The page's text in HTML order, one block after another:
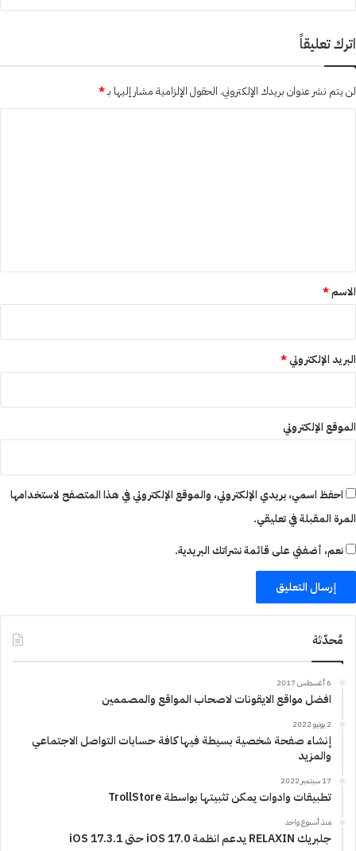
اترك تعليقاً
لن يتم نشر عنوان بريدك الإلكتروني. الحقول الإلزامية مشار إليها بـ*
*
الاسم*
البريد الإلكتروني*
الموقع الإلكتروني
احفظ اسمي، بريدي الإلكتروني، والموقع الإلكتروني في هذا المتصفح لاستخدامها
المرة المقبلة في تعليقي.
نعم، أضفني على قائمة نشراتك البريدية.
مُحدّثة
6 أغسطس 2017
افضل مواقع الايقونات لاصحاب المواقع والمصممين
2 يونيو 2022
إنشاء صفحة شخصية بسيطة فيها كافة حسابات التواصل الاجتماعي
والمزيد
17 سبتمبر 2022
تطبيقات وادوات يمكن تثبيتها بواسطة TrollStore
منذ أسبوع واحد
جلبريك RELAXIN يدعم انظمة iOS 17.0 حتى iOS 17.3.1